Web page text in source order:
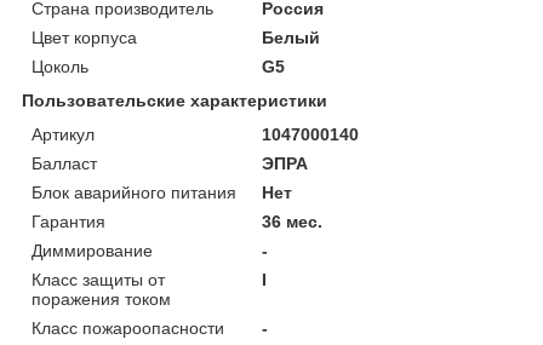
Страна производитель
Россия
Цвет корпуса
Белый
Цоколь
G5
Пользовательские характеристики
Артикул
1047000140
Балласт
ЭПРА
Блок аварийного питания
Нет
Гарантия
36 мес.
Диммирование
-
Класс защиты от
поражения током
I
Класс пожароопасности
-